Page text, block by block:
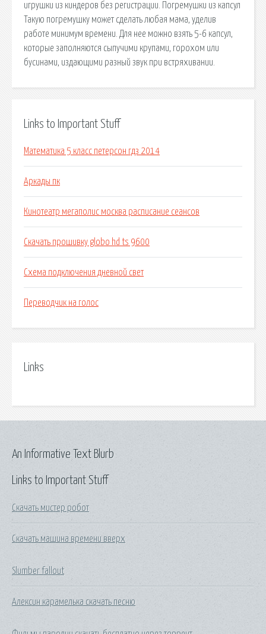
игрушки из киндеров без регистрации. Погремушки из капсул
Такую погремушку может сделать любая мама, уделив
работе минимум времени. Для нее можно взять 5-6 капсул,
которые заполняются сыпучими крупами, горохом или
бусинами, издающими разный звук при встряхивании.
Links to Important Stuff
Математика 5 класс петерсон гдз 2014
Аркады пк
Кинотеатр мегаполис москва расписание сеансов
Скачать прошивку globo hd ts 9600
Схема подключения дневной свет
Переводчик на голос
Links
Links to Important Stuff
Скачать мистер робот
Скачать машина времени вверх
Slumber fallout
Алексин карамелька скачать песню
An Informative Text Blurb